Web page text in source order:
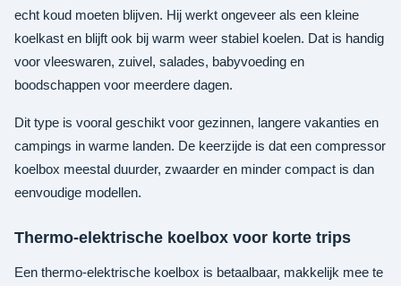
echt koud moeten blijven. Hij werkt ongeveer als een kleine
koelkast en blijft ook bij warm weer stabiel koelen. Dat is handig
voor vleeswaren, zuivel, salades, babyvoeding en
boodschappen voor meerdere dagen.
Dit type is vooral geschikt voor gezinnen, langere vakanties en
campings in warme landen. De keerzijde is dat een compressor
koelbox meestal duurder, zwaarder en minder compact is dan
eenvoudige modellen.
Thermo-elektrische koelbox voor korte trips
Een thermo-elektrische koelbox is betaalbaar, makkelijk mee te